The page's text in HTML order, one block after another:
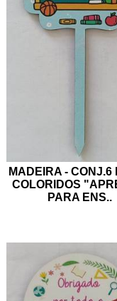
MADEIRA - CONJ.6
COLORIDOS
PARA ENS..